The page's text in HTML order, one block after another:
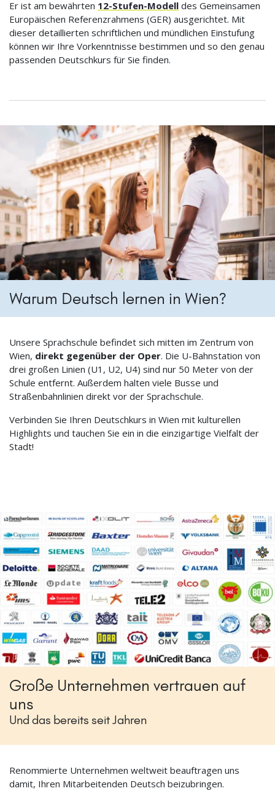
Er ist am bewährten 12-Stufen-Modell des Gemeinsamen
Europäischen Referenzrahmens (GER) ausgerichtet. Mit
dieser detaillierten schriftlichen und mündlichen Einstufung
können wir Ihre Vorkenntnisse bestimmen und so den genau
passenden Deutschkurs für Sie finden.
Warum Deutsch lernen in Wien?
Unsere Sprachschule befindet sich mitten im Zentrum von
Wien, direkt gegenüber der Oper. Die U-Bahnstation von
drei großen Linien (U1, U2, U4) sind nur 50 Meter von der
Schule entfernt. Außerdem halten viele Busse und
Straßenbahnlinien direkt vor der Sprachschule.
Verbinden Sie Ihren Deutschkurs in Wien mit kulturellen
Highlights und tauchen Sie ein in die einzigartige Vielfalt der
Stadt!
Große Unternehmen vertrauen auf
uns
Und das bereits seit Jahren
Renommierte Unternehmen weltweit beauftragen uns
damit, Ihren Mitarbeitenden Deutsch beizubringen.